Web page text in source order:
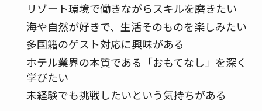
リゾート環境で働きながらスキルを磨きたい
海や自然が好きで、生活そのものを楽しみたい
多国籍のゲスト対応に興味がある
ホテル業界の本質である「おもてなし」を深く
学びたい
未経験でも挑戦したいという気持ちがある